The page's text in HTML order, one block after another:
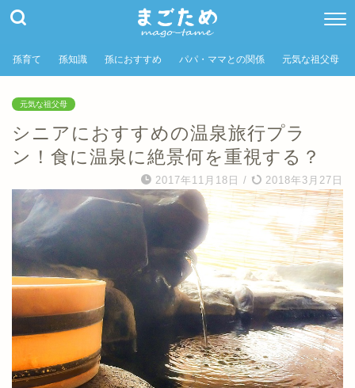
孫育て 孫知識 孫におすすめ パパ・ママとの関係 元気な祖父母
元気な祖父母
シニアにおすすめの温泉旅行プラ
ン！食に温泉に絶景何を重視する？
2017年11月18日 / 2018年3月27日